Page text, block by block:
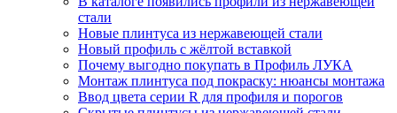
стали
Новые плинтуса из нержавеющей стали
Новый профиль с жёлтой вставкой
Почему выгодно покупать в Профиль ЛУКА
Монтаж плинтуса под покраску: нюансы монтажа
Ввод цвета серии R для профиля и порогов